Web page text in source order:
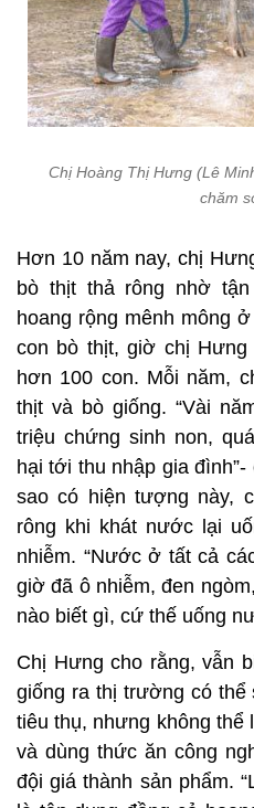
Chị Hoàng Thị Hưng (Lê
chăm
Hơn 10 năm nay, chị
bò thịt thả rông nhờ
hoang rộng mênh mông
con bò thịt, giờ chị
hơn 100 con. Mỗi năm,
thịt và bò giống. “Vài
triệu chứng sinh non,
hại tới thu nhập gia
sao có hiện tượng này,
rông khi khát nước lại
nhiễm. “Nước ở tất cả
giờ đã ô nhiễm, đen
nào biết gì, cứ thế uống
Chị Hưng cho rằng, vẫn
giống ra thị trường có
tiêu thụ, nhưng không thể
và dùng thức ăn công
đội giá thành sản phẩm.